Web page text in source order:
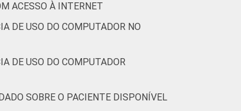
ACESSO À INTERNET
DE USO DO COMPUTADOR NO
DE USO DO COMPUTADOR
SOBRE O PACIENTE DISPONÍVEL